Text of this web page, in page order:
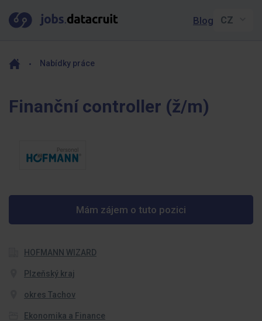
Blog
Nabídky práce
Finanční controller (ž/m)
Mám zájem o tuto pozici
HOFMANN WIZARD
Plzeňský kraj
okres Tachov
Ekonomika a Finance